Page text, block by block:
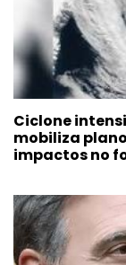
Ciclone
mobiliza
impactos no